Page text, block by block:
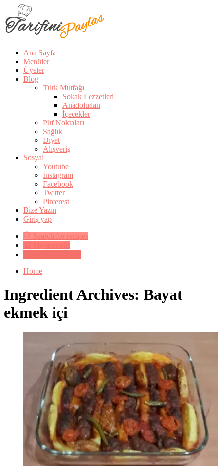
Ana Sayfa
Menüler
Üyeler
Blog
Türk Mutfağı
Sokak Lezzetleri
Anadoludan
İçecekler
Püf Noktaları
Sağlık
Diyet
Alışveriş
Sosyal
Youtube
İnstagram
Facebook
Twitter
Pinterest
Bize Yazın
Giriş yap
Search for recipes
Home
Ingredient Archives: Bayat
ekmek içi